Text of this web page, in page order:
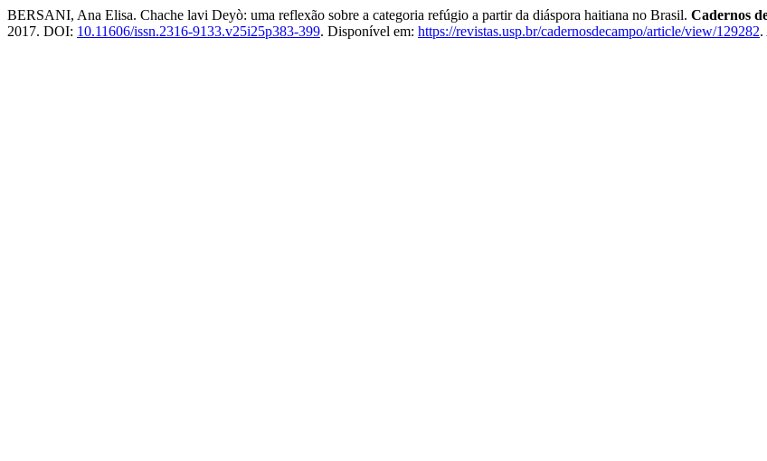
BERSANI, Ana Elisa. Chache lavi Deyò: uma reflexão sobre a categoria refúgio a partir da diáspora haitiana no Brasil. Cadernos
2017. DOI: 10.11606/issn.2316-9133.v25i25p383-399. Disponível em: https://revistas.usp.br/cadernosdecampo/article/view/129282.